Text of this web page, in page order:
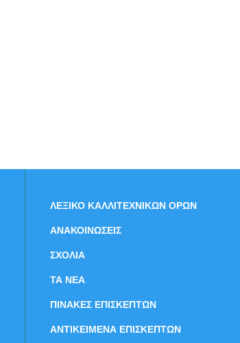
ΛΕΞΙΚΟ ΚΑΛΛΙΤΕΧΝΙΚΩΝ ΟΡΩΝ
ΑΝΑΚΟΙΝΩΣΕΙΣ
ΣΧΟΛΙΑ
ΤΑ ΝEΑ
ΠΙΝΑΚΕΣ ΕΠΙΣΚΕΠΤΩΝ
ΑΝΤΙΚΕΙΜΕΝΑ ΕΠΙΣΚΕΠΤΩΝ